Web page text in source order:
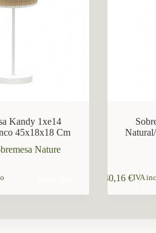
Kandy 1xe14
45x18x18 Cm
Nature
40,16€IVA